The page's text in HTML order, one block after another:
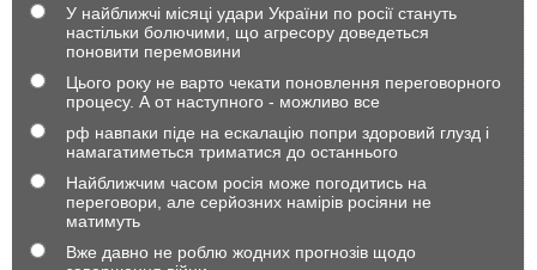
У найближчі місяці удари України по росії стануть
настільки болючими, що агресору доведеться
поновити перемовини
Цього року не варто чекати поновлення переговорного
процесу. А от наступного - можливо все
рф навпаки піде на ескалацію попри здоровий глузд і
намагатиметься триматися до останнього
Найближчим часом росія може погодитись на
переговори, але серйозних намірів росіяни не
матимуть
Вже давно не роблю жодних прогнозів щодо